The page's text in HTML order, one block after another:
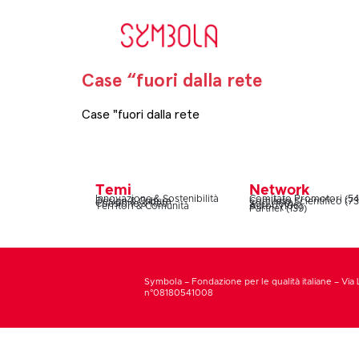
Case “fuori dalla rete
Case "fuori dalla rete
Temi
Innovazione & Sostenibilità
Design & Cultura
Coesione & Reti
Territori & Comunità
Network
Comitato Promotori
Comitato Scientifico
Soci (160)
Autori (106)
Partner (139)
Symbola – Fondazione per le qualità italiane – Via
n°08180541008